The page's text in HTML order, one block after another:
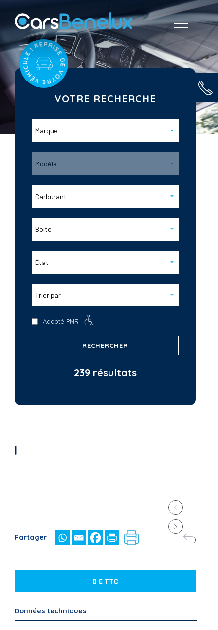
VOTRE RECHERCHE
Marque
Modèle
Carburant
Boite
État
Trier par
Adapté PMR
RECHERCHER
239 résultats
|
Partager
0 € TTC
Données techniques